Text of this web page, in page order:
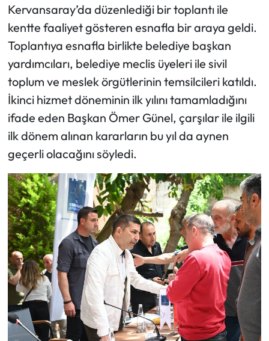
Kervansaray’da düzenlediği bir toplantı ile
kentte faaliyet gösteren esnafla bir araya geldi.
Toplantıya esnafla birlikte belediye başkan
yardımcıları, belediye meclis üyeleri ile sivil
toplum ve meslek örgütlerinin temsilcileri katıldı.
İkinci hizmet döneminin ilk yılını tamamladığını
ifade eden Başkan Ömer Günel, çarşılar ile ilgili
ilk dönem alınan kararların bu yıl da aynen
geçerli olacağını söyledi.